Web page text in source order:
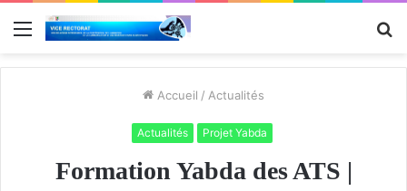
Menu
Accueil / Actualités
Actualités Projet Yabda
Formation Yabda des ATS |